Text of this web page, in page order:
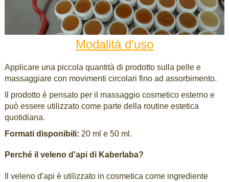
Modalità d'uso
Applicare una piccola quantità di prodotto sulla pelle e
massaggiare con movimenti circolari fino ad assorbimento.
Il prodotto è pensato per il massaggio cosmetico esterno e
può essere utilizzato come parte della routine estetica
quotidiana.
Formati disponibili: 20 ml e 50 ml.
Perché il veleno d'api di Kaberlaba?
Il veleno d'api è utilizzato in cosmetica come ingrediente